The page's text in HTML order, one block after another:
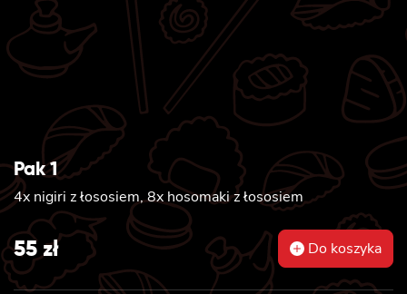
Pak 1
4x nigiri z łososiem, 8x hosomaki z łososiem
55zł Do koszyka